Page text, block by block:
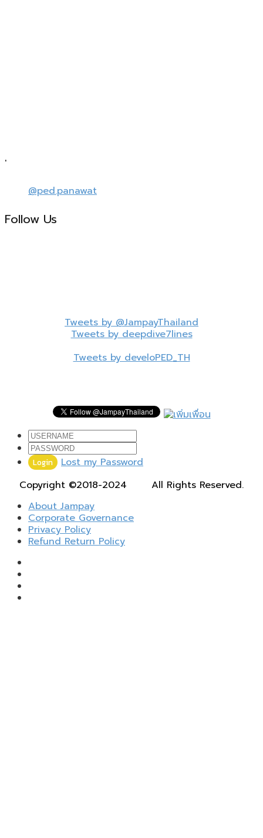
'
@ped.panawat
Follow Us
Tweets by @JampayThailand
Tweets by deepdive7lines
Tweets by develoPED_TH
Login
Lost my Password
Copyright ©2018-2024
All Rights Reserved.
About Jampay
Corporate Governance
Privacy Policy
Refund Return Policy